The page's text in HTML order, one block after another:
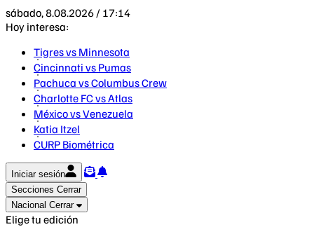
sábado, 8.08.2026 / 17:14
Hoy interesa:
Tigres vs Minnesota
Cincinnati vs Pumas
Pachuca vs Columbus Crew
Charlotte FC vs Atlas
México vs Venezuela
Katia Itzel
CURP Biométrica
Iniciar sesión
Secciones Cerrar
Nacional Cerrar
Elige tu edición